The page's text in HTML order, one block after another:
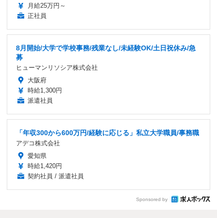
月給25万円～
正社員
8月開始/大学で学校事務/残業なし/未経験OK/土日祝休み/急
募
ヒューマンリソシア株式会社
大阪府
時給1,300円
派遣社員
「年収300から600万円/経験に応じる」私立大学職員/事務職
アデコ株式会社
愛知県
時給1,420円
契約社員 / 派遣社員
Sponsored by